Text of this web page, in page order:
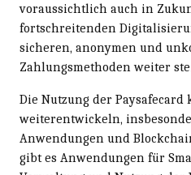
voraussichtlich auch in
fortschreitenden
sicheren, anonymen und
Zahlungsmethoden weiter
Die Nutzung der Paysafecard
weiterentwickeln,
Anwendungen und
gibt es Anwendungen für